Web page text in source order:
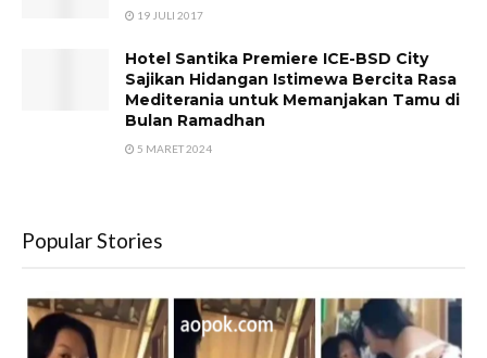
19 JULI 2017
Hotel Santika Premiere ICE-BSD City
Sajikan Hidangan Istimewa Bercita Rasa
Mediterania untuk Memanjakan Tamu di
Bulan Ramadhan
5 MARET 2024
Popular Stories